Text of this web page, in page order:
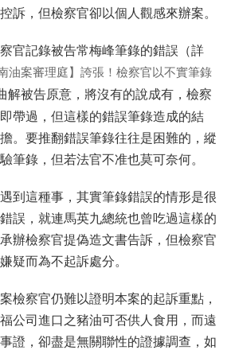
訴，但檢察官卻以個人觀感來辦案。
官記錄被告常梅峰筆錄的錯誤（詳
油案審理庭】誇張！檢察官以不實筆錄
解被告原意，將沒有的說成有，檢察
帶過，但這樣的錯誤筆錄造成的結
。要推翻錯誤筆錄往往是困難的，縱
筆錄，但若法官不准也莫可奈何。
到這種事，其實筆錄錯誤的情形是很
誤，就連馬英九總統也曾吃過這樣的
辦檢察官提偽造文書告訴，但檢察官
疑而為不起訴處分。
檢察官仍難以證明本案的起訴重點，
公司進口之豬油可否供人食用，而遠
證，卻盡是無關聯性的證據調查，如